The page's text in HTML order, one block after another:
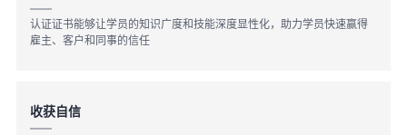
认证证书能够让学员的知识广度和技能深度显性化，助力学员快速赢得
雇主、客户和同事的信任
收获自信